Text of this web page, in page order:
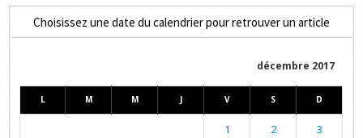
Choisissez une date du calendrier pour retrouver un article
décembre 2017
L M M J V S D
1 2 3